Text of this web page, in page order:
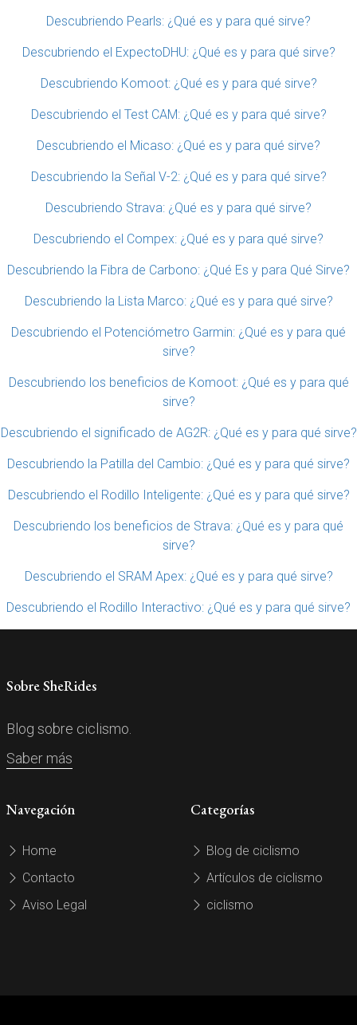
Descubriendo Pearls: ¿Qué es y para qué sirve?
Descubriendo el ExpectoDHU: ¿Qué es y para qué sirve?
Descubriendo Komoot: ¿Qué es y para qué sirve?
Descubriendo el Test CAM: ¿Qué es y para qué sirve?
Descubriendo el Micaso: ¿Qué es y para qué sirve?
Descubriendo la Señal V-2: ¿Qué es y para qué sirve?
Descubriendo Strava: ¿Qué es y para qué sirve?
Descubriendo el Compex: ¿Qué es y para qué sirve?
Descubriendo la Fibra de Carbono: ¿Qué Es y para Qué Sirve?
Descubriendo la Lista Marco: ¿Qué es y para qué sirve?
Descubriendo el Potenciómetro Garmin: ¿Qué es y para qué
sirve?
Descubriendo los beneficios de Komoot: ¿Qué es y para qué
sirve?
Descubriendo el significado de AG2R: ¿Qué es y para qué sirve?
Descubriendo la Patilla del Cambio: ¿Qué es y para qué sirve?
Descubriendo el Rodillo Inteligente: ¿Qué es y para qué sirve?
Descubriendo los beneficios de Strava: ¿Qué es y para qué
sirve?
Descubriendo el SRAM Apex: ¿Qué es y para qué sirve?
Descubriendo el Rodillo Interactivo: ¿Qué es y para qué sirve?
Sobre SheRides
Blog sobre ciclismo.
Saber más
Navegación
Home
Contacto
Aviso Legal
Categorías
Blog de ciclismo
Artículos de ciclismo
ciclismo